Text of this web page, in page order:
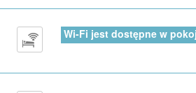
Wi-Fi jest dostępne w